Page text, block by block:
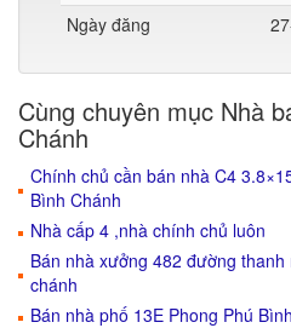
Ngày đăng
Cùng chuyên mục Nhà
Chánh
Chính chủ cần bán nhà C4
Bình Chánh
Nhà cấp 4 ,nhà chính chủ luôn
Bán nhà xưởng 482 đường
chánh
Bán nhà phố 13E Phong Phú